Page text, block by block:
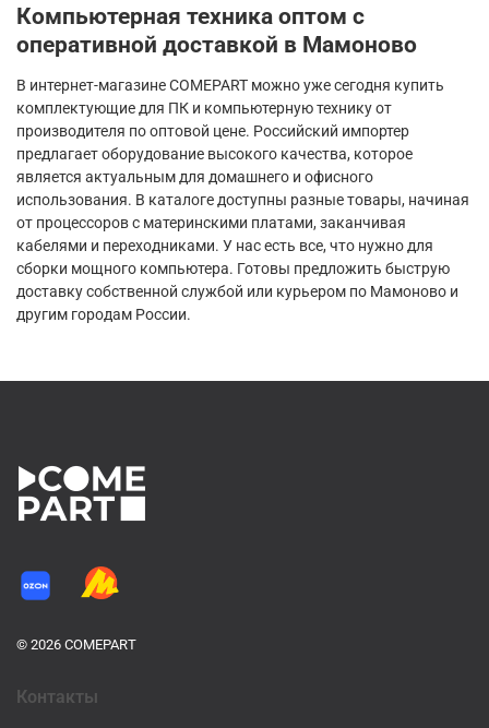
Компьютерная техника оптом с
оперативной доставкой в Мамоново
В интернет-магазине COMEPART можно уже сегодня купить
комплектующие для ПК и компьютерную технику от
производителя по оптовой цене. Российский импортер
предлагает оборудование высокого качества, которое
является актуальным для домашнего и офисного
использования. В каталоге доступны разные товары, начиная
от процессоров с материнскими платами, заканчивая
кабелями и переходниками. У нас есть все, что нужно для
сборки мощного компьютера. Готовы предложить быструю
доставку собственной службой или курьером по Мамоново и
другим городам России.
© 2026 COMEPART
Контакты